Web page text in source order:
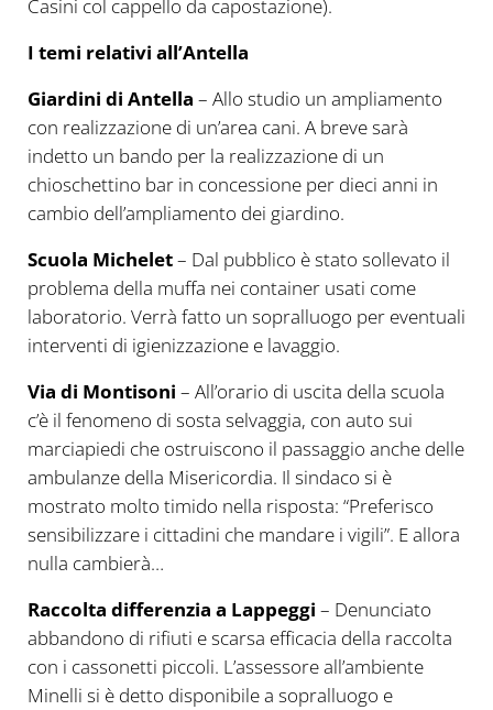
Casini col cappello da capostazione).
I temi relativi all’Antella
Giardini di Antella – Allo studio un ampliamento
con realizzazione di un’area cani. A breve sarà
indetto un bando per la realizzazione di un
chioschettino bar in concessione per dieci anni in
cambio dell’ampliamento dei giardino.
Scuola Michelet– Dal pubblico è stato sollevato il
problema della muffa nei container usati come
laboratorio. Verrà fatto un sopralluogo per eventuali
interventi di igienizzazione e lavaggio.
Via di Montisoni – All’orario di uscita della scuola
c’è il fenomeno di sosta selvaggia, con auto sui
marciapiedi che ostruiscono il passaggio anche delle
ambulanze della Misericordia. Il sindaco si è
mostrato molto timido nella risposta: “Preferisco
sensibilizzare i cittadini che mandare i vigili”. E allora
nulla cambierà…
Raccolta differenzia a Lappeggi – Denunciato
abbandono di rifiuti e scarsa efficacia della raccolta
con i cassonetti piccoli. L’assessore all’ambiente
Minelli si è detto disponibile a sopralluogo e